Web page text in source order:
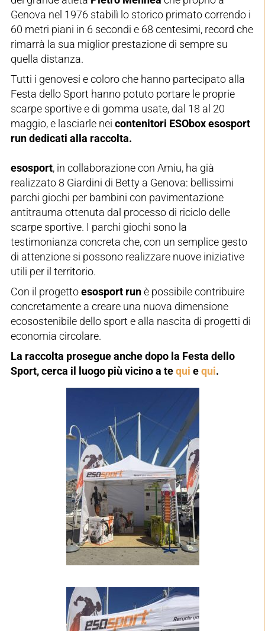
Genova nel 1976 stabilì lo storico primato correndo i
60 metri piani in 6 secondi e 68 centesimi, record che
rimarrà la sua miglior prestazione di sempre su
quella distanza.
Tutti i genovesi e coloro che hanno partecipato alla
Festa dello Sport hanno potuto portare le proprie
scarpe sportive e di gomma usate, dal 18 al 20
maggio, e lasciarle nei contenitori ESObox esosport
run dedicati alla raccolta.
esosport, in collaborazione con Amiu, ha già
realizzato 8 Giardini di Betty a Genova: bellissimi
parchi giochi per bambini con pavimentazione
antitrauma ottenuta dal processo di riciclo delle
scarpe sportive. I parchi giochi sono la
testimonianza concreta che, con un semplice gesto
di attenzione si possono realizzare nuove iniziative
utili per il territorio.
Con il progettoesosport runè possibile contribuire
concretamente a creare una nuova dimensione
ecosostenibile dello sport e alla nascita di progetti di
economia circolare.
La raccolta prosegue anche dopo la Festa dello
Sport, cerca il luogo più vicino a tequi equi.